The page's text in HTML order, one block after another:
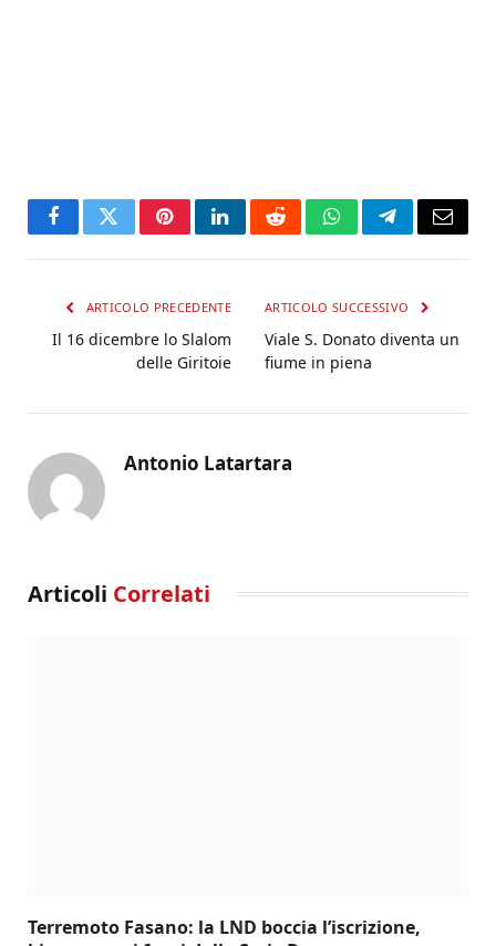
FacebookTwitterPinterestLinkedInRedditWhatsAppTelegramEmail
ARTICOLO PRECEDENTE
Il 16 dicembre lo Slalom
delle Giritoie
ARTICOLO SUCCESSIVO
Viale S. Donato diventa un
fiume in piena
Antonio Latartara
Articoli Correlati
Terremoto Fasano: la LND boccia l’iscrizione,